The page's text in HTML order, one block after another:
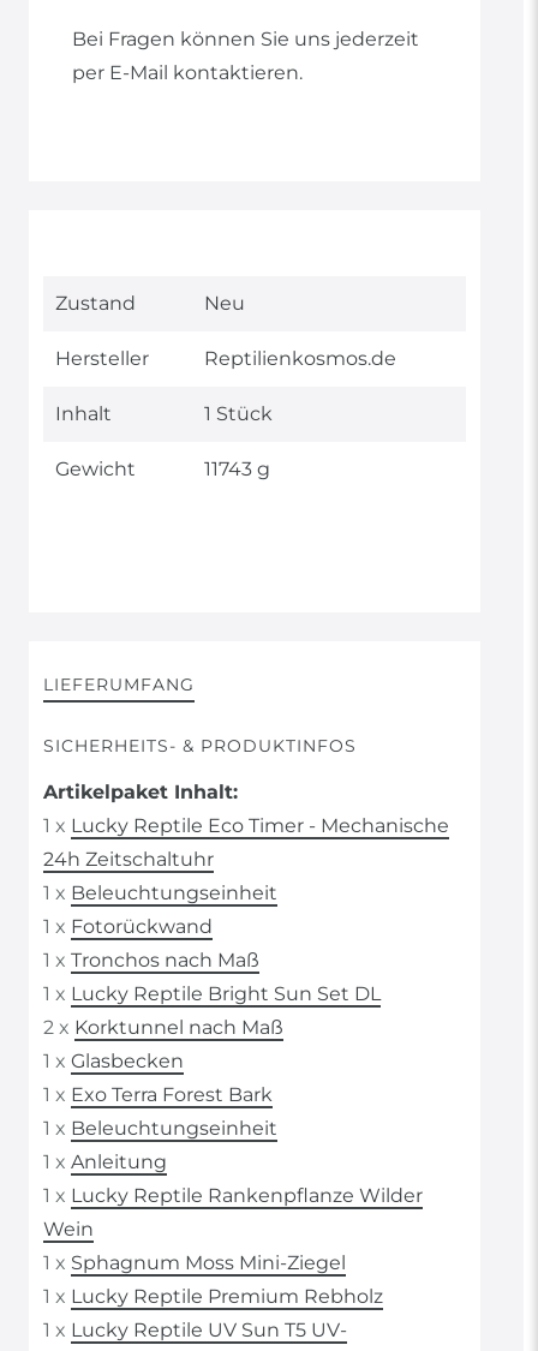
Bei Fragen können Sie uns jederzeit
per E-Mail kontaktieren.
Technisches
Wert
Zustand Neu
Hersteller Reptilienkosmos.de
Inhalt 1 Stück
Gewicht 11743 g
LIEFERUMFANG
SICHERHEITS- & PRODUKTINFOS
Artikelpaket Inhalt:
1 x Lucky Reptile Eco Timer - Mechanische
24h Zeitschaltuhr
1 x Beleuchtungseinheit
1 x Fotorückwand
1 x Tronchos nach Maß
1 x Lucky Reptile Bright Sun Set DL
2 x Korktunnel nach Maß
1 x Glasbecken
1 x Exo Terra Forest Bark
1 x Beleuchtungseinheit
1 x Anleitung
1 x Lucky Reptile Rankenpflanze Wilder
Wein
1 x Sphagnum Moss Mini-Ziegel
1 x Lucky Reptile Premium Rebholz
1 x Lucky Reptile UV Sun T5 UV-